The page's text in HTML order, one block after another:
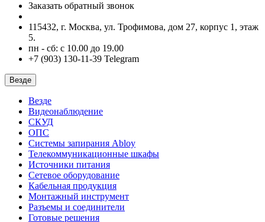
Заказать обратный звонок
115432, г. Москва, ул. Трофимова, дом 27, корпус 1, этаж
5.
пн - сб: с 10.00 до 19.00
+7 (903) 130-11-39 Telegram
Везде
Везде
Видеонаблюдение
СКУД
ОПС
Системы запирания Abloy
Телекоммуникационные шкафы
Источники питания
Сетевое оборудование
Кабельная продукция
Монтажный инструмент
Разъемы и соединители
Готовые решения